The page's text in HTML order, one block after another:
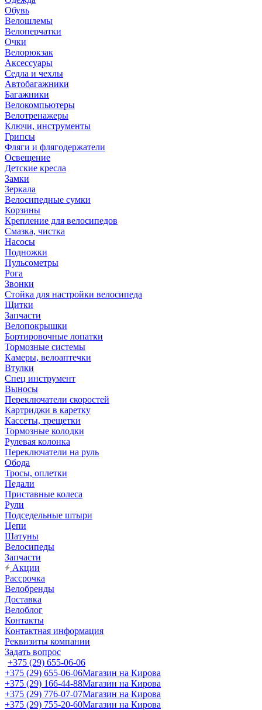
Обувь
Велошлемы
Велоперчатки
Очки
Велорюкзак
Аксессуары
Седла и чехлы
Автобагажники
Багажники
Велокомпьютеры
Велотренажеры
Ключи, инструменты
Грипсы
Фляги и флягодержатели
Освещение
Детские кресла
Замки
Зеркала
Велосипедные сумки
Корзины
Крепление для велосипедов
Смазка, чистка
Насосы
Подножки
Пульсометры
Рога
Звонки
Стойка для настройки велосипеда
Щитки
Запчасти
Велопокрышки
Бортировочные лопатки
Тормозные системы
Камеры, велоаптечки
Втулки
Спец инструмент
Выносы
Переключатели скоростей
Картриджи в каретку
Кассеты, трещетки
Тормозные колодки
Рулевая колонка
Переключатели на руль
Обода
Тросы, оплетки
Педали
Приставные колеса
Рули
Подседельные штыри
Цепи
Шатуны
Велосипеды
Запчасти
Акции
Рассрочка
Велобренды
Доставка
Велоблог
Контакты
Контактная информация
Реквизиты компании
Задать вопрос
+375 (29) 655-06-06
+375 (29) 655-06-06Магазин на Кирова
+375 (29) 166-44-88Магазин на Кирова
+375 (29) 776-07-07Магазин на Кирова
+375 (29) 755-20-60Магазин на Кирова